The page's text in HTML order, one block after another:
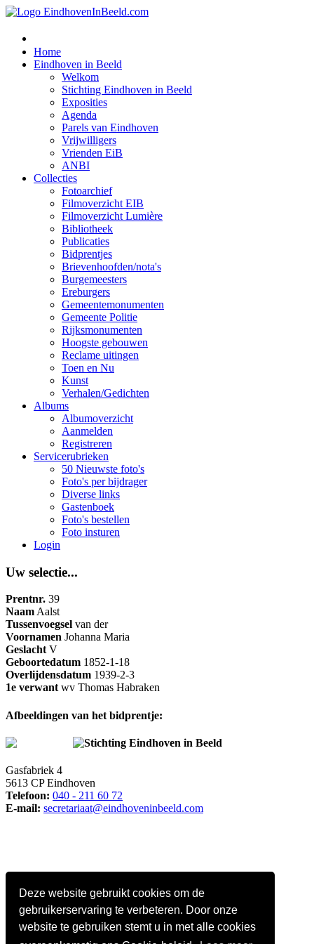
Deze website gebruikt cookies om de
gebruikerservaring te verbeteren. Door onze
website te gebruiken stemt u in met alle cookies
Home
Eindhoven in Beeld
Welkom
Stichting Eindhoven in Beeld
Exposities
Agenda
Parels van Eindhoven
Vrijwilligers
Vrienden EiB
ANBI
Collecties
Fotoarchief
Filmoverzicht EIB
Filmoverzicht Lumière
Bibliotheek
Publicaties
Bidprentjes
Brievenhoofden/nota's
Burgemeesters
Ereburgers
Gemeentemonumenten
Gemeente Politie
Rijksmonumenten
Hoogste gebouwen
Reclame uitingen
Toen en Nu
Kunst
Verhalen/Gedichten
Albums
Albumoverzicht
Aanmelden
Registreren
Servicerubrieken
50 Nieuwste foto's
Foto's per bijdrager
Diverse links
Gastenboek
Foto's bestellen
Foto insturen
Login
Uw selectie...
Prentnr. 39
NaamAalst
Tussenvoegsel van der
Voornamen Johanna Maria
GeslachtV
Geboortedatum 1852-1-18
Overlijdensdatum 1939-2-3
1e verwantwv Thomas Habraken
Afbeeldingen van het bidprentje:
Stichting Eindhoven in Beeld
Gasfabriek 4
5613 CP Eindhoven
Telefoon: 040 - 211 60 72
E-mail: secretariaat@eindhoveninbeeld.com